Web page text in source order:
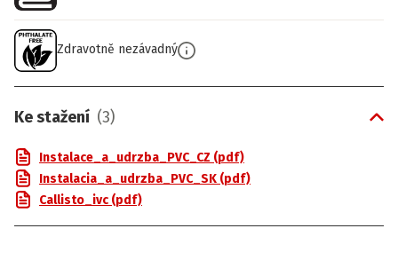
Zdravotně nezávadný
Ke stažení (3)
Instalace_a_udrzba_PVC_CZ (pdf)
Instalacia_a_udrzba_PVC_SK (pdf)
Callisto_ivc (pdf)